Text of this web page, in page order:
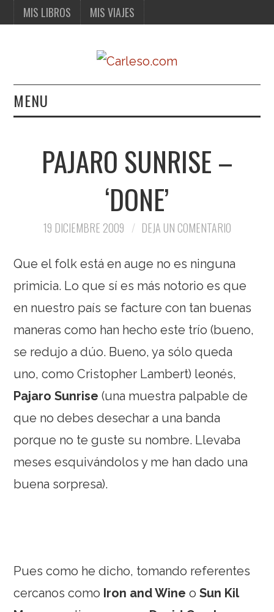
MIS LIBROS MIS VIAJES
MENU
MIS VIAJES
PAJARO SUNRISE –
‘DONE’
19 DICIEMBRE 2009 DEJA UN COMENTARIO
Que el folk está en auge no es ninguna
primicia. Lo que sí es más notorio es que
en nuestro país se facture con tan buenas
maneras como han hecho este trío (bueno,
se redujo a dúo. Bueno, ya sólo queda
uno, como Cristopher Lambert) leonés,
Pajaro Sunrise (una muestra palpable de
que no debes desechar a una banda
porque no te guste su nombre. Llevaba
meses esquivándolos y me han dado una
buena sorpresa).
Pues como he dicho, tomando referentes
cercanos como Iron and WineoSun Kil